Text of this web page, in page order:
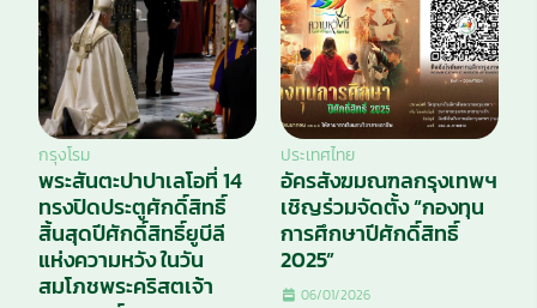
กรุงโรม
พระสันตะปาปาเลโอที่ 14
ทรงปิดประตูศักดิ์สิทธิ์
สิ้นสุดปีศักดิ์สิทธิ์ยูบีลี
แห่งความหวัง ในวัน
สมโภชพระคริสตเจ้า
ประเทศไทย
อัครสังฆมณฑลกรุงเทพฯ
เชิญร่วมจัดตั้ง “กองทุน
การศึกษาปีศักดิ์สิทธิ์
2025”
06/01/2026